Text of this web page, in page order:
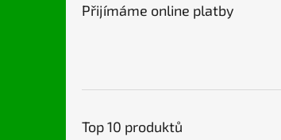
Přijímáme online platby
Top 10 produktů